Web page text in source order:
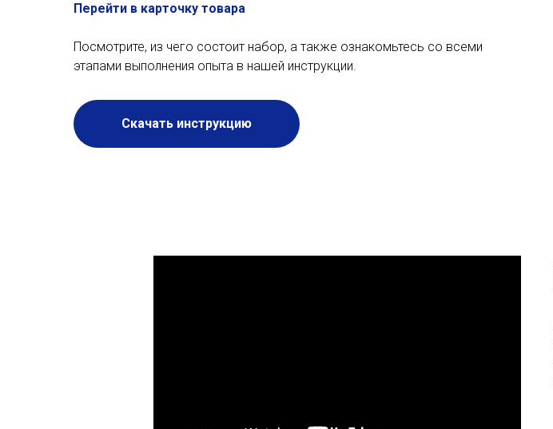
Перейти в карточку товара
Посмотрите, из чего состоит набор, а также ознакомьтесь со всеми
этапами выполнения опыта в нашей инструкции.
Скачать инструкцию